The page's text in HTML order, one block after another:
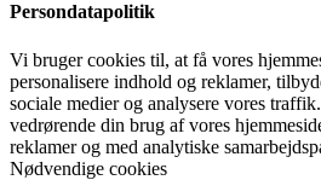
Persondatapolitik
Vi bruger cookies til, at få vores
personalisere indhold og reklamer,
sociale medier og analysere vores
vedrørende din brug af vores
reklamer og med analytiske
Nødvendige cookies